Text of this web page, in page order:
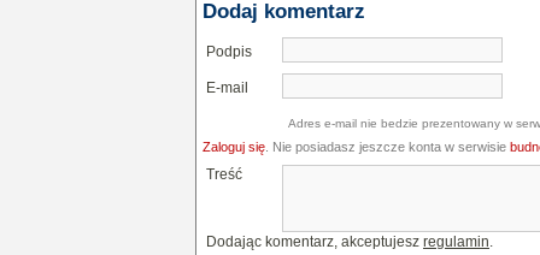
Dodaj komentarz
Podpis
E-mail
Adres e-mail nie bedzie prezentowany w
Zaloguj się . Nie posiadasz jeszcze konta w serwisie
Treść
Dodając komentarz, akceptujesz regulamin.